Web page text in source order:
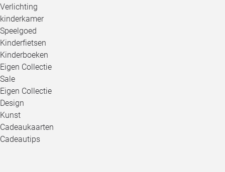
Verlichting
kinderkamer
Speelgoed
Kinderfietsen
Kinderboeken
Eigen Collectie
Sale
Eigen Collectie
Design
Kunst
Cadeaukaarten
Cadeautips